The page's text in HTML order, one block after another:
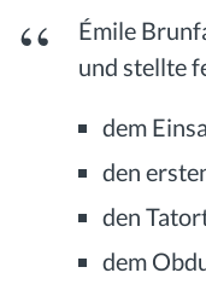
Émile
und stellte
dem
den
den
dem